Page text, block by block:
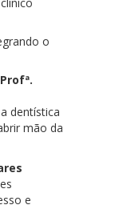
o
dentística
mão da
e